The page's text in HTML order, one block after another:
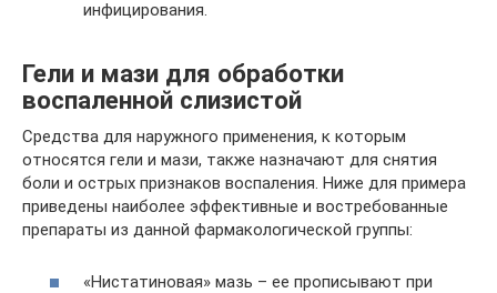
инфицирования.
Гели и мази для обработки
воспаленной слизистой
Средства для наружного применения, к которым
относятся гели и мази, также назначают для снятия
боли и острых признаков воспаления. Ниже для примера
приведены наиболее эффективные и востребованные
препараты из данной фармакологической группы:
«Нистатиновая» мазь – ее прописывают при